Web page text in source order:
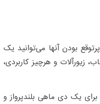
بودن آنها می‌توانید یک
زیورآلات و هرچیز کاربردی،
یک دی ماهی بلندپرواز و